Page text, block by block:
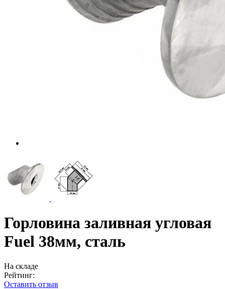
Горловина заливная угловая
Fuel 38мм, сталь
На складе
Рейтинг:
Оставить отзыв